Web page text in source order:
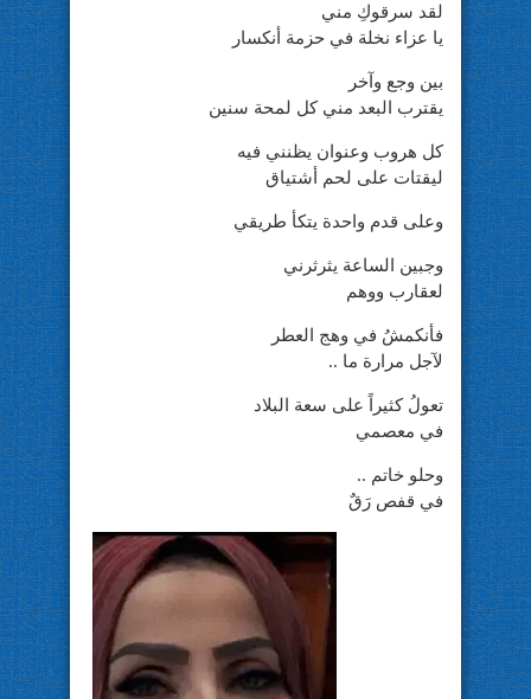
لقد سرقوكِ مني
يا عزاء نخلة في حزمة أنكسار
بين وجع وآخر
يقترب البعد مني كل لمحة سنين
كل هروب وعنوان يظنني فيه
ليقتات على لحم أشتياق
وعلى قدم واحدة يتكأ طريقي
وجبين الساعة يثرثرني
لعقارب ووهم
فأنكمشُ في وهج العطر
لآجل مرارة ما ..
تعولُ كثيراً على سعة البلاد
في معصمي
وحلو خاتم ..
في قفص رَقٌ